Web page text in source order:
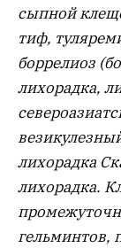
сыпной
тиф,
боррелиоз
лихорадка,
лихорадка
лихорадка.
гельминтов,